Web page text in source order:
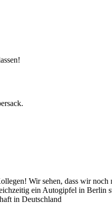
Wir sehen, dass wir
ein Autogipfel in
in Deutschland